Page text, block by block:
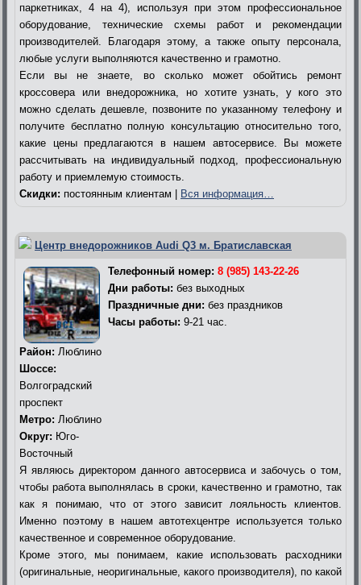
паркетниках, 4 на 4), используя при этом профессиональное
оборудование, технические схемы работ и рекомендации
производителей. Благодаря этому, а также опыту персонала,
любые услуги выполняются качественно и грамотно.
Если вы не знаете, во сколько может обойтись ремонт
кроссовера или внедорожника, но хотите узнать, у кого это
можно сделать дешевле, позвоните по указанному телефону и
получите бесплатно полную консультацию относительно того,
какие цены предлагаются в нашем автосервисе. Вы можете
рассчитывать на индивидуальный подход, профессиональную
работу и приемлемую стоимость.
Скидки: постоянным клиентам | Вся информация…
Центр внедорожников Audi Q3 м. Братиславская
Телефонный номер: 8 (985) 143-22-26
Дни работы: без выходных
Праздничные дни: без праздников
Часы работы: 9-21 час.
Район: Люблино
Шоссе:
Волгоградский
проспект
Метро: Люблино
Округ: Юго-
Восточный
Я являюсь директором данного автосервиса и забочусь о том,
чтобы работа выполнялась в сроки, качественно и грамотно, так
как я понимаю, что от этого зависит лояльность клиентов.
Именно поэтому в нашем автотехцентре используется только
качественное и современное оборудование.
Кроме этого, мы понимаем, какие использовать расходники
(оригинальные, неоригинальные, какого производителя), по какой